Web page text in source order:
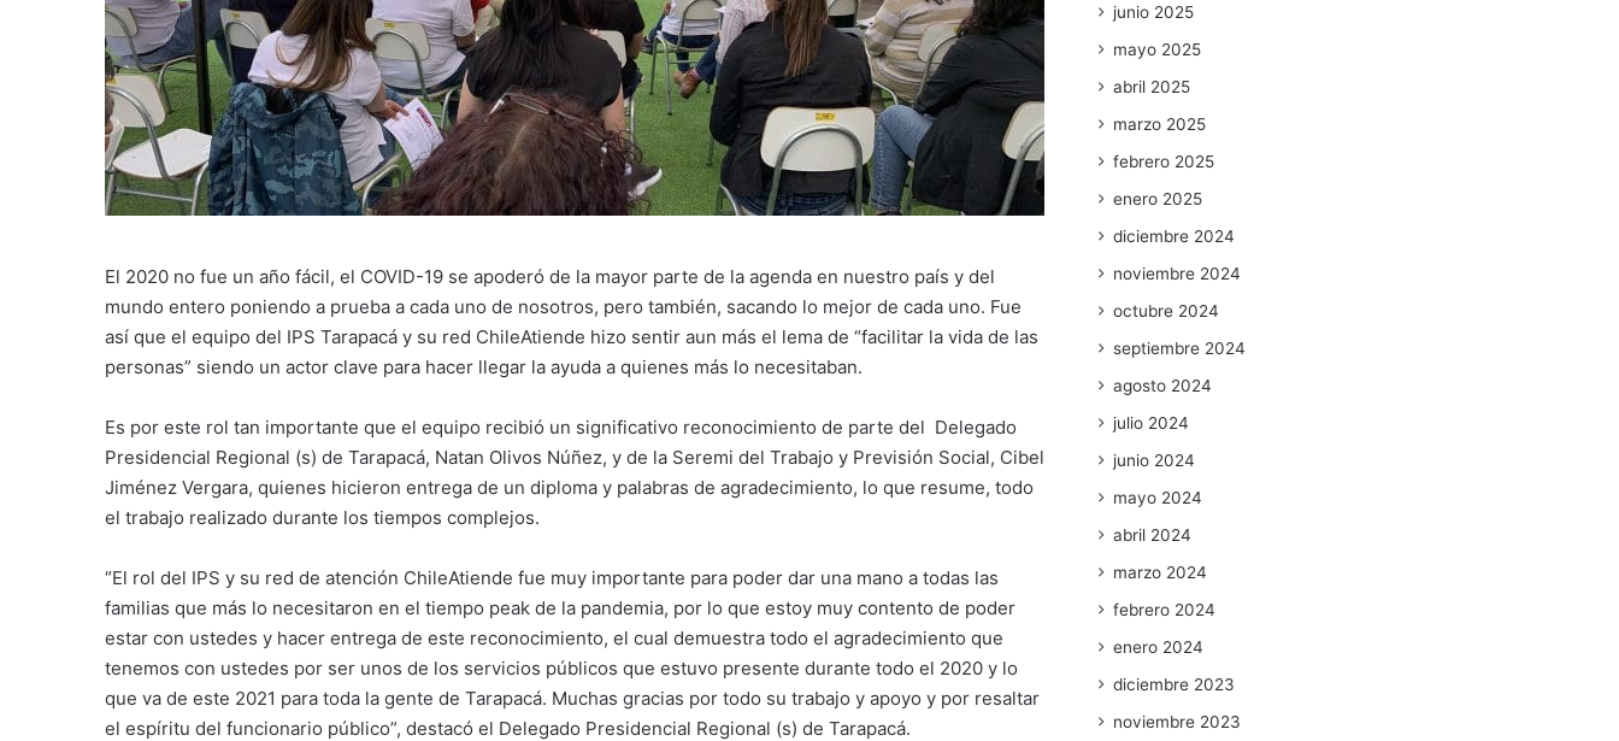
El 2020 no fue un año fácil, el COVID-19 se apoderó de la mayor parte de la agenda en nuestro país y del
mundo entero poniendo a prueba a cada uno de nosotros, pero también, sacando lo mejor de cada uno. Fue
así que el equipo del IPS Tarapacá y su red ChileAtiende hizo sentir aun más el lema de “facilitar la vida de las
personas” siendo un actor clave para hacer llegar la ayuda a quienes más lo necesitaban.
Es por este rol tan importante que el equipo recibió un significativo reconocimiento de parte del Delegado
Presidencial Regional (s) de Tarapacá, Natan Olivos Núñez, y de la Seremi del Trabajo y Previsión Social, Cibel
Jiménez Vergara, quienes hicieron entrega de un diploma y palabras de agradecimiento, lo que resume, todo
el trabajo realizado durante los tiempos complejos.
“El rol del IPS y su red de atención ChileAtiende fue muy importante para poder dar una mano a todas las
familias que más lo necesitaron en el tiempo peak de la pandemia, por lo que estoy muy contento de poder
estar con ustedes y hacer entrega de este reconocimiento, el cual demuestra todo el agradecimiento que
tenemos con ustedes por ser unos de los servicios públicos que estuvo presente durante todo el 2020 y lo
que va de este 2021 para toda la gente de Tarapacá. Muchas gracias por todo su trabajo y apoyo y por resaltar
el espíritu del funcionario público”, destacó el Delegado Presidencial Regional (s) de Tarapacá.
junio 2025
mayo 2025
abril 2025
marzo 2025
febrero 2025
enero 2025
diciembre 2024
noviembre 2024
octubre 2024
septiembre 2024
agosto 2024
julio 2024
junio 2024
mayo 2024
abril 2024
marzo 2024
febrero 2024
enero 2024
diciembre 2023
noviembre 2023